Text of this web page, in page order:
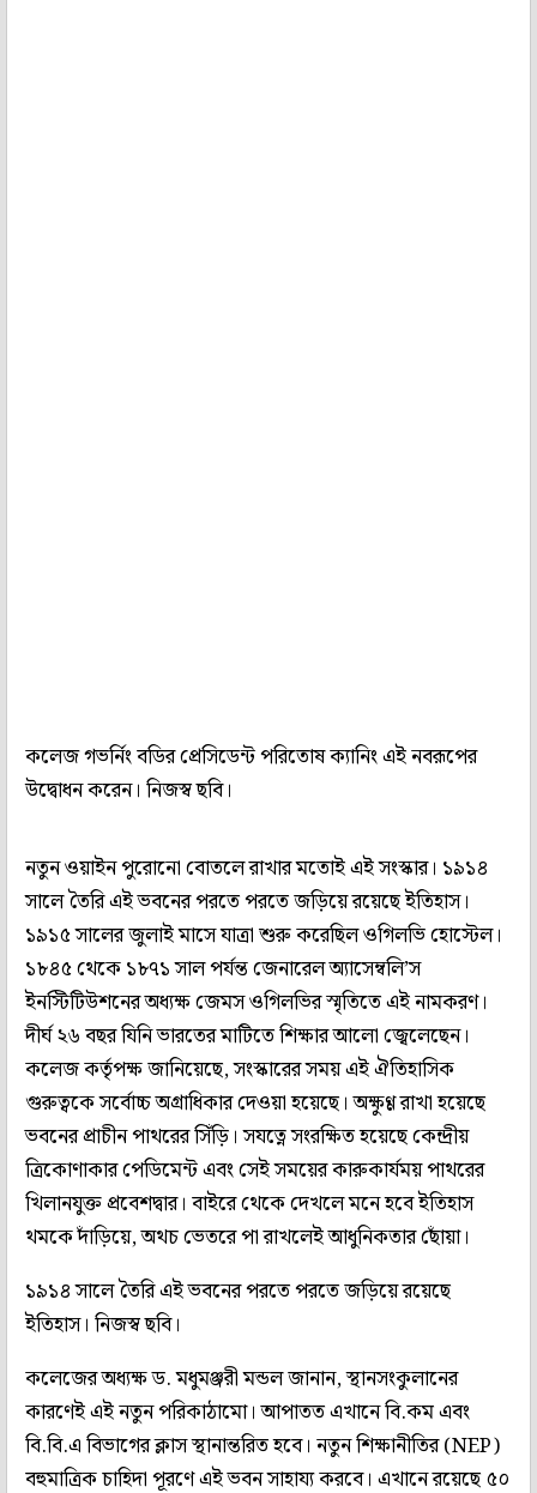
কলেজ গভর্নিং বডির প্রেসিডেন্ট পরিতোষ ক্যানিং এই নবরূপের
উদ্বোধন করেন। নিজস্ব ছবি।
নতুন ওয়াইন পুরোনো বোতলে রাখার মতোই এই সংস্কার। ১৯১৪
সালে তৈরি এই ভবনের পরতে পরতে জড়িয়ে রয়েছে ইতিহাস।
১৯১৫ সালের জুলাই মাসে যাত্রা শুরু করেছিল ওগিলভি হোস্টেল।
১৮৪৫ থেকে ১৮৭১ সাল পর্যন্ত জেনারেল অ্যাসেম্বলি’স
ইনস্টিটিউশনের অধ্যক্ষ জেমস ওগিলভির স্মৃতিতে এই নামকরণ।
দীর্ঘ ২৬ বছর যিনি ভারতের মাটিতে শিক্ষার আলো জ্বেলেছেন।
কলেজ কর্তৃপক্ষ জানিয়েছে, সংস্কারের সময় এই ঐতিহাসিক
গুরুত্বকে সর্বোচ্চ অগ্রাধিকার দেওয়া হয়েছে। অক্ষুণ্ণ রাখা হয়েছে
ভবনের প্রাচীন পাথরের সিঁড়ি। সযত্নে সংরক্ষিত হয়েছে কেন্দ্রীয়
ত্রিকোণাকার পেডিমেন্ট এবং সেই সময়ের কারুকার্যময় পাথরের
খিলানযুক্ত প্রবেশদ্বার। বাইরে থেকে দেখলে মনে হবে ইতিহাস
থমকে দাঁড়িয়ে, অথচ ভেতরে পা রাখলেই আধুনিকতার ছোঁয়া।
১৯১৪ সালে তৈরি এই ভবনের পরতে পরতে জড়িয়ে রয়েছে
ইতিহাস। নিজস্ব ছবি।
কলেজের অধ্যক্ষ ড. মধুমঞ্জরী মন্ডল জানান, স্থানসংকুলানের
কারণেই এই নতুন পরিকাঠামো। আপাতত এখানে বি.কম এবং
বি.বি.এ বিভাগের ক্লাস স্থানান্তরিত হবে। নতুন শিক্ষানীতির (NEP)
বহুমাত্রিক চাহিদা পূরণে এই ভবন সাহায্য করবে। এখানে রয়েছে ৫০